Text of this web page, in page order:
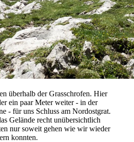
überhalb der Grasschrofen. Hier
ein paar Meter weiter - in der
- für uns Schluss am Nordostgrat.
Gelände recht unübersichtlich
nur soweit gehen wie wir wieder
konnten.